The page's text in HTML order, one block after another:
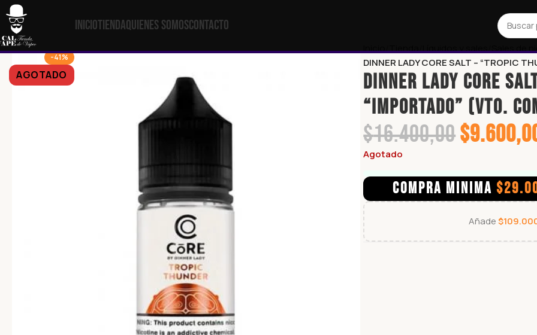
InicioTiendaQuienes SomosContacto
-41%
AGOTADO
Inicio Tienda Líquidos y sales Sales de
DINNER LADY CORE SALT – “TROPIC
DINNER LADY CORE
“IMPORTADO” (vto.
$16.400,00$
Agotado
COMPRA MINIMA $
Añade$